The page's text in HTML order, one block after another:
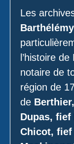
Les
l’histoire
notaire de
région de
de
Dupas,
Chicot, fief